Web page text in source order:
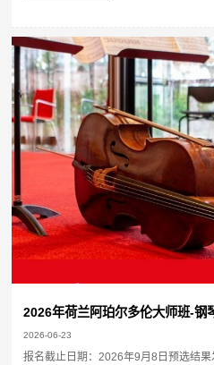
2026年荷兰阿珀尔多伦大师班-钢
2026-06-23
报名截止日期：2026年9月8日预选结